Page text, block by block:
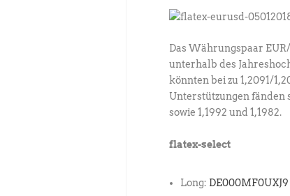
Das Währungspaar
unterhalb des
könnten bei zu 1,2091/
Unterstützungen fänden
sowie 1,1992 und 1,1982.
flatex-select
Long: DE000MF0UXJ9